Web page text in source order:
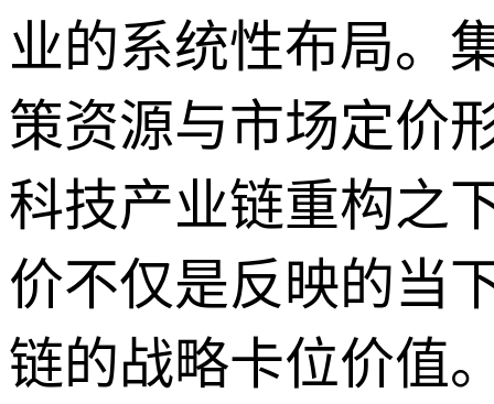
业的系统性布局。
策资源与市场定价
科技产业链重构之
价不仅是反映的当
链的战略卡位价值